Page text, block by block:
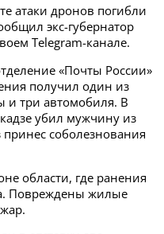
атаки дронов погибли
экс-губернатор
Telegram-канале.
«Почты России»
получил один из
и три автомобиля. В
убил мужчину из
принес соболезнования
области, где ранения
Повреждены жилые